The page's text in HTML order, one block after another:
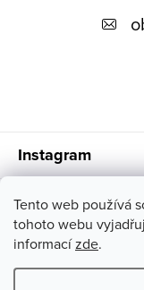
Tento web používá
tohoto webu
informacízde.
Instagram
Informace pro